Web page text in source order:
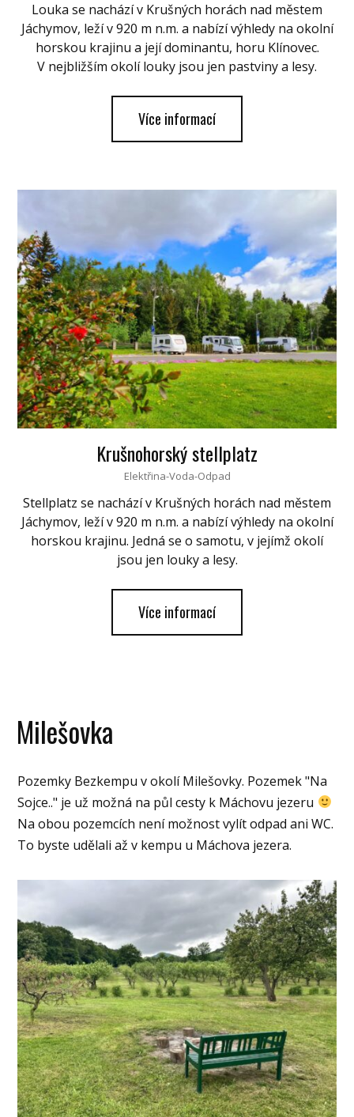
Louka se nachází v Krušných horách nad městem
Jáchymov, leží v 920 m n.m. a nabízí výhledy na okolní
horskou krajinu a její dominantu, horu Klínovec.
V nejbližším okolí louky jsou jen pastviny a lesy.
Více informací
Krušnohorský stellplatz
Elektřina-Voda-Odpad
Stellplatz se nachází v Krušných horách nad městem
Jáchymov, leží v 920 m n.m. a nabízí výhledy na okolní
horskou krajinu. Jedná se o samotu, v jejímž okolí
jsou jen louky a lesy.
Více informací
Milešovka
Pozemky Bezkempu v okolí Milešovky. Pozemek "Na
Sojce.." je už možná na půl cesty k Máchovu jezeru
Na obou pozemcích není možnost vylít odpad ani WC.
To byste udělali až v kempu u Máchova jezera.